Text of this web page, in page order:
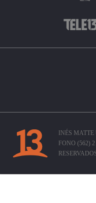
INÉS MATTE
FONO (562)